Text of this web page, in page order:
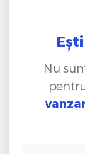
Nu